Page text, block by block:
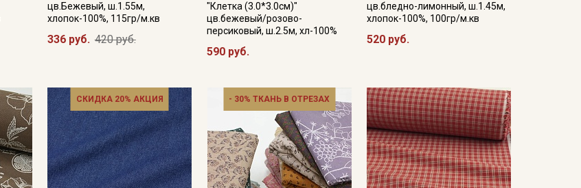
цв.Бежевый, ш.1.55м,
хлопок-100%, 115гр/м.кв
336 руб. 420 руб.
"Клетка (3.0*3.0см)"
цв.бежевый/розово-
персиковый, ш.2.5м, хл-100%
590 руб.
цв.бледно-лимонный, ш.1.45м,
хлопок-100%, 100гр/м.кв
520 руб.
СКИДКА 20% АКЦИЯ - 30% ТКАНЬ В ОТРЕЗАХ